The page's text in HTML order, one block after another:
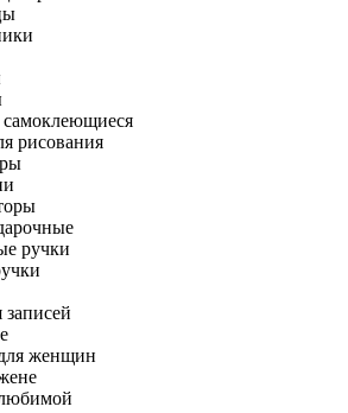
рисования
ручки
записей
женщин